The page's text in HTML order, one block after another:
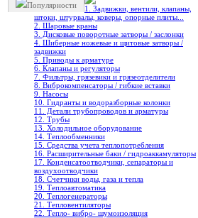
Популярности
1. Задвижки, вентили, клапаны,
штоки, штурвалы, коверы, опорные плиты...
2. Шаровые краны
3. Дисковые поворотные затворы / заслонки
4. Шиберные ножевые и щитовые затворы /
задвижки
5. Приводы к арматуре
6. Клапаны и регуляторы
7. Фильтры, грязевики и грязеотделители
8. Виброкомпенсаторы / гибкие вставки
9. Насосы
10. Гидранты и водоразборные колонки
11. Детали трубопроводов и арматуры
12. Трубы
13. Холодильное oборудование
14. Теплообменники
15. Средства учета теплопотребления
16. Расширительные баки / гидроаккамуляторы
17. Конденсатоотводчики, сепараторы и
воздухоотводчики
18. Счетчики воды, газа и тепла
19. Теплоавтоматика
20. Теплогенераторы
21. Тепловентиляторы
22. Тепло- вибро- шумоизоляция